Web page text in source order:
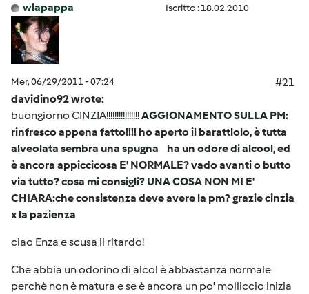
wlapappa Iscritto : 18.02.2010
Mer, 06/29/2011 - 07:24
#21
davidino92 wrote:
buongiorno CINZIA!!!!!!!!!!!!!!!!AGGIONAMENTO SULLA PM:
rinfresco appena fatto!!!! ho aperto il barattlolo, è tutta
alveolata sembra una spugna
ha un odore di alcool, ed
è ancora appiccicosa E' NORMALE? vado avanti o butto
via tutto? cosa mi consigli? UNA COSA NON MI E'
CHIARA:che consistenza deve avere la pm? grazie cinzia
x la pazienza
ciao Enza e scusa il ritardo!
Che abbia un odorino di alcol è abbastanza normale
perchè non è matura e se è ancora un po' molliccio inizia